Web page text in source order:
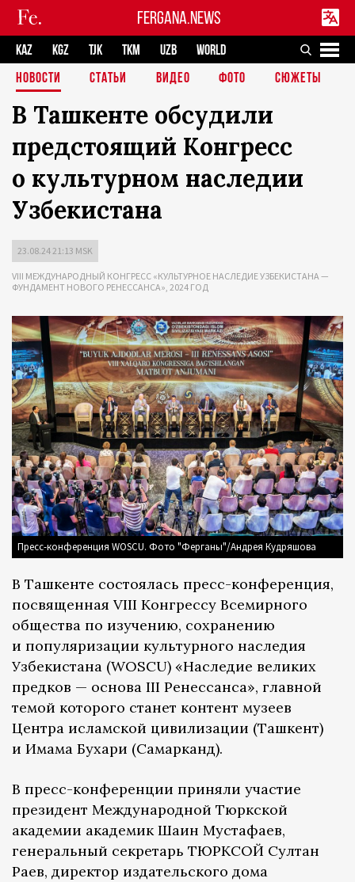
FERGANA.NEWS
KAZ KGZ TJK TKM UZB
WORLD
НОВОСТИ
СТАТЬИ ВИДЕО ФОТО СЮЖЕТЫ
В Ташкенте обсудили
предстоящий Конгресс
о культурном наследии
Узбекистана
23.08.24 21:13 MSK
VIII МЕЖДУНАРОДНЫЙ КОНГРЕСС «КУЛЬТУРНОЕ НАСЛЕДИЕ УЗБЕКИСТАНА —
ФУНДАМЕНТ НОВОГО РЕНЕССАНСА», 2024 ГОД
Пресс-конференция WOSCU. Фото "Ферганы"/Андрея Кудряшова
В Ташкенте состоялась пресс-конференция,
посвященная VIII Конгрессу Всемирного
общества по изучению, сохранению
и популяризации культурного наследия
Узбекистана (WOSCU) «Наследие великих
предков — основа III Ренессанса», главной
темой которого станет контент музеев
Центра исламской цивилизации (Ташкент)
и Имама Бухари (Самарканд).
В пресс-конференции приняли участие
президент Международной Тюркской
академии академик Шаин Мустафаев,
генеральный секретарь ТЮРКСОЙ Султан
Раев, директор издательского дома